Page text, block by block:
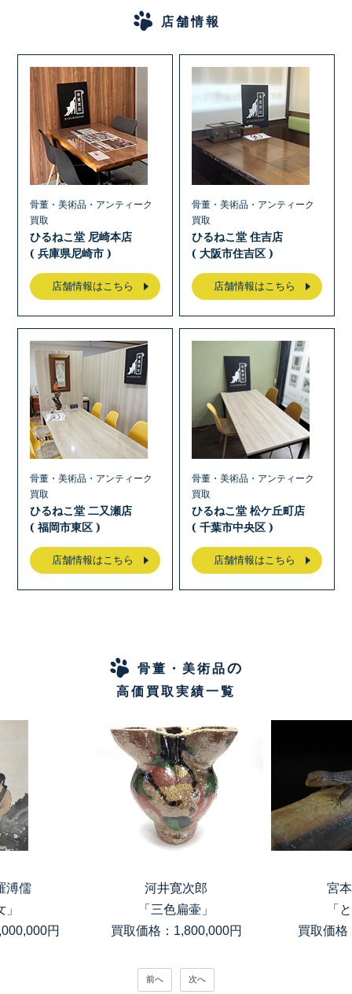
店舗情報
骨董・美術品・アンティーク
買取
ひるねこ堂 尼崎本店
( 兵庫県尼崎市 )
店舗情報はこちら
骨董・美術品・アンティーク
買取
ひるねこ堂 住吉店
( 大阪市住吉区 )
店舗情報はこちら
骨董・美術品・アンティーク
買取
ひるねこ堂 二又瀬店
( 福岡市東区 )
店舗情報はこちら
骨董・美術品・アンティーク
買取
ひるねこ堂 松ケ丘町店
( 千葉市中央区 )
店舗情報はこちら
骨董・美術品の
高価買取実績一覧
溥儒
円
河井寛次郎
「三色扁壷」
買取価格：1,800,000円
宮
「
買取価格
前へ 次へ